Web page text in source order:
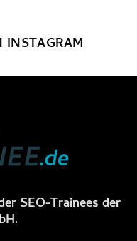
SEO-Trainees der